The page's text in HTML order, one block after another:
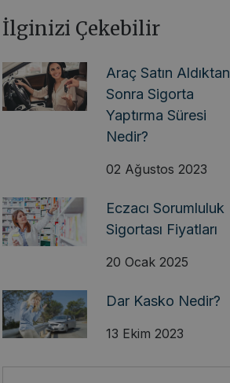
İlginizi Çekebilir
Araç Satın Aldıktan
Sonra Sigorta
Yaptırma Süresi
Nedir?
02 Ağustos 2023
Eczacı Sorumluluk
Sigortası Fiyatları
20 Ocak 2025
Dar Kasko Nedir?
13 Ekim 2023